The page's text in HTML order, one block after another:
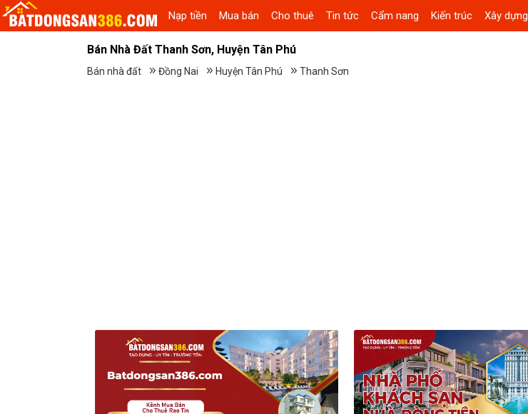
Nạp tiền Mua bán Cho thuê Tin tức Cẩm nang Kiến trúc Xây dựng
Bán Nhà Đất Thanh Sơn, Huyện Tân Phú
Bán nhà đất Đồng Nai Huyện Tân Phú Thanh Sơn